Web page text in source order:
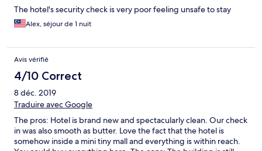
The hotel's security check is very poor feeling unsafe to stay
Alex, séjour de 1 nuit
Avis vérifié
4/10 Correct
8 déc. 2019
Traduire avec Google
The pros: Hotel is brand new and spectacularly clean. Our check
in was also smooth as butter. Love the fact that the hotel is
somehow inside a mini tiny mall and everything is within reach.